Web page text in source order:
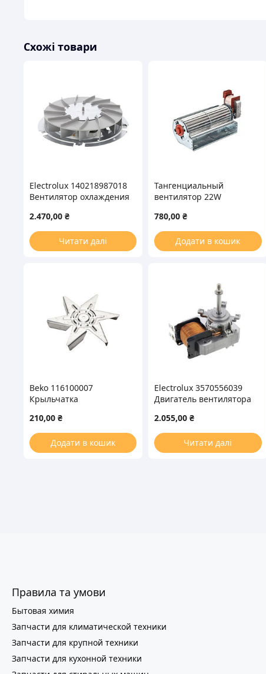
Схожі товари
Electrolux 140218987018
Вентилятор охлаждения
духовки
2.470,00 ₴
Читати далі
Тангенциальный
вентилятор 22W
(правый)
780,00₴
Додати в кошик
Beko 116100007
Крыльчатка
210,00 ₴
Додати в кошик
Electrolux 3570556039
Двигатель вентилятора
20W для духового шкафа
2.055,00₴
Читати далі
Правила та умови
Бытовая химия
Запчасти для климатической техники
Запчасти для крупной техники
Запчасти для кухонной техники